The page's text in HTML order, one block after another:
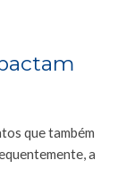
que também
a